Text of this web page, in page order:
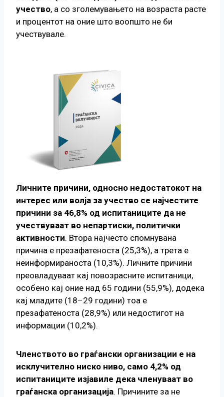
учество, а со зголемувањето на возраста расте
и процентот на оние што воопшто не би
учествувале.
Личните причини, односно недостатокот на
интерес или волја за учество се најчестите
причини за 46,8% од испитаниците да не
учествуваат во непартиски, политички
активности. Втора најчесто спомнувана
причина е презафатеноста (25,3%), а трета е
неинформираноста (10,3%). Личните причини
преовладуваат кај повозрасните испитаници,
особено кај оние над 65 години (55,9%), додека
кај младите (18–29 години) тоа е
презафатеноста (28,9%) или недостигот на
информации (10,2%).
Членството во граѓански организации е на
исклучително ниско ниво, само 4,2% од
испитаниците изјавиле дека членуваат во
граѓанска организација. Причините за не